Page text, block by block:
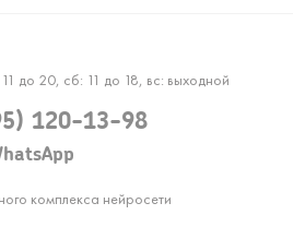
до 20, сб: 11 до 18, вс: выходной
120-13-98
комплекса нейросети